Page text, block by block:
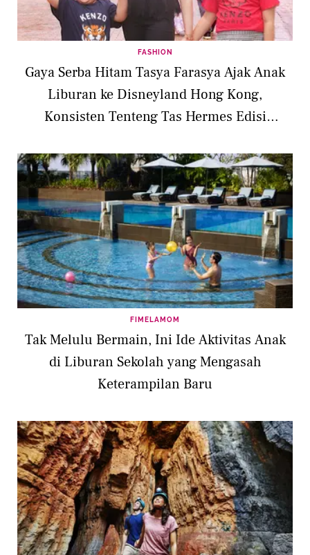
FASHION
Gaya Serba Hitam Tasya Farasya Ajak Anak
Liburan ke Disneyland Hong Kong,
Konsisten Tenteng Tas Hermes Edisi
FIMELAMOM
Tak Melulu Bermain, Ini Ide Aktivitas Anak
di Liburan Sekolah yang Mengasah
Keterampilan Baru